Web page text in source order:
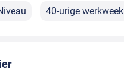
40-urige werkweek